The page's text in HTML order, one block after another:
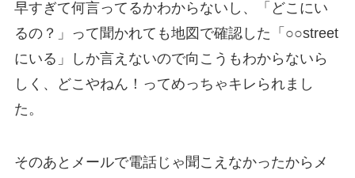
早すぎて何言ってるかわからないし、「どこにい
るの？」って聞かれても地図で確認した「○○street
にいる」しか言えないので向こうもわからないら
しく、どこやねん！ってめっちゃキレられまし
た。
そのあとメールで電話じゃ聞こえなかったからメ